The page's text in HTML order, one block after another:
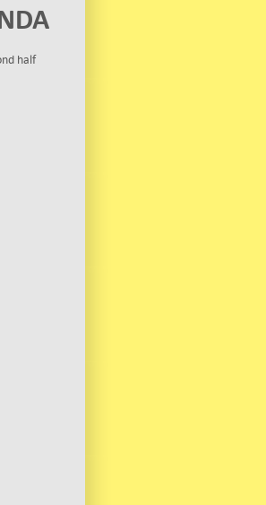
half